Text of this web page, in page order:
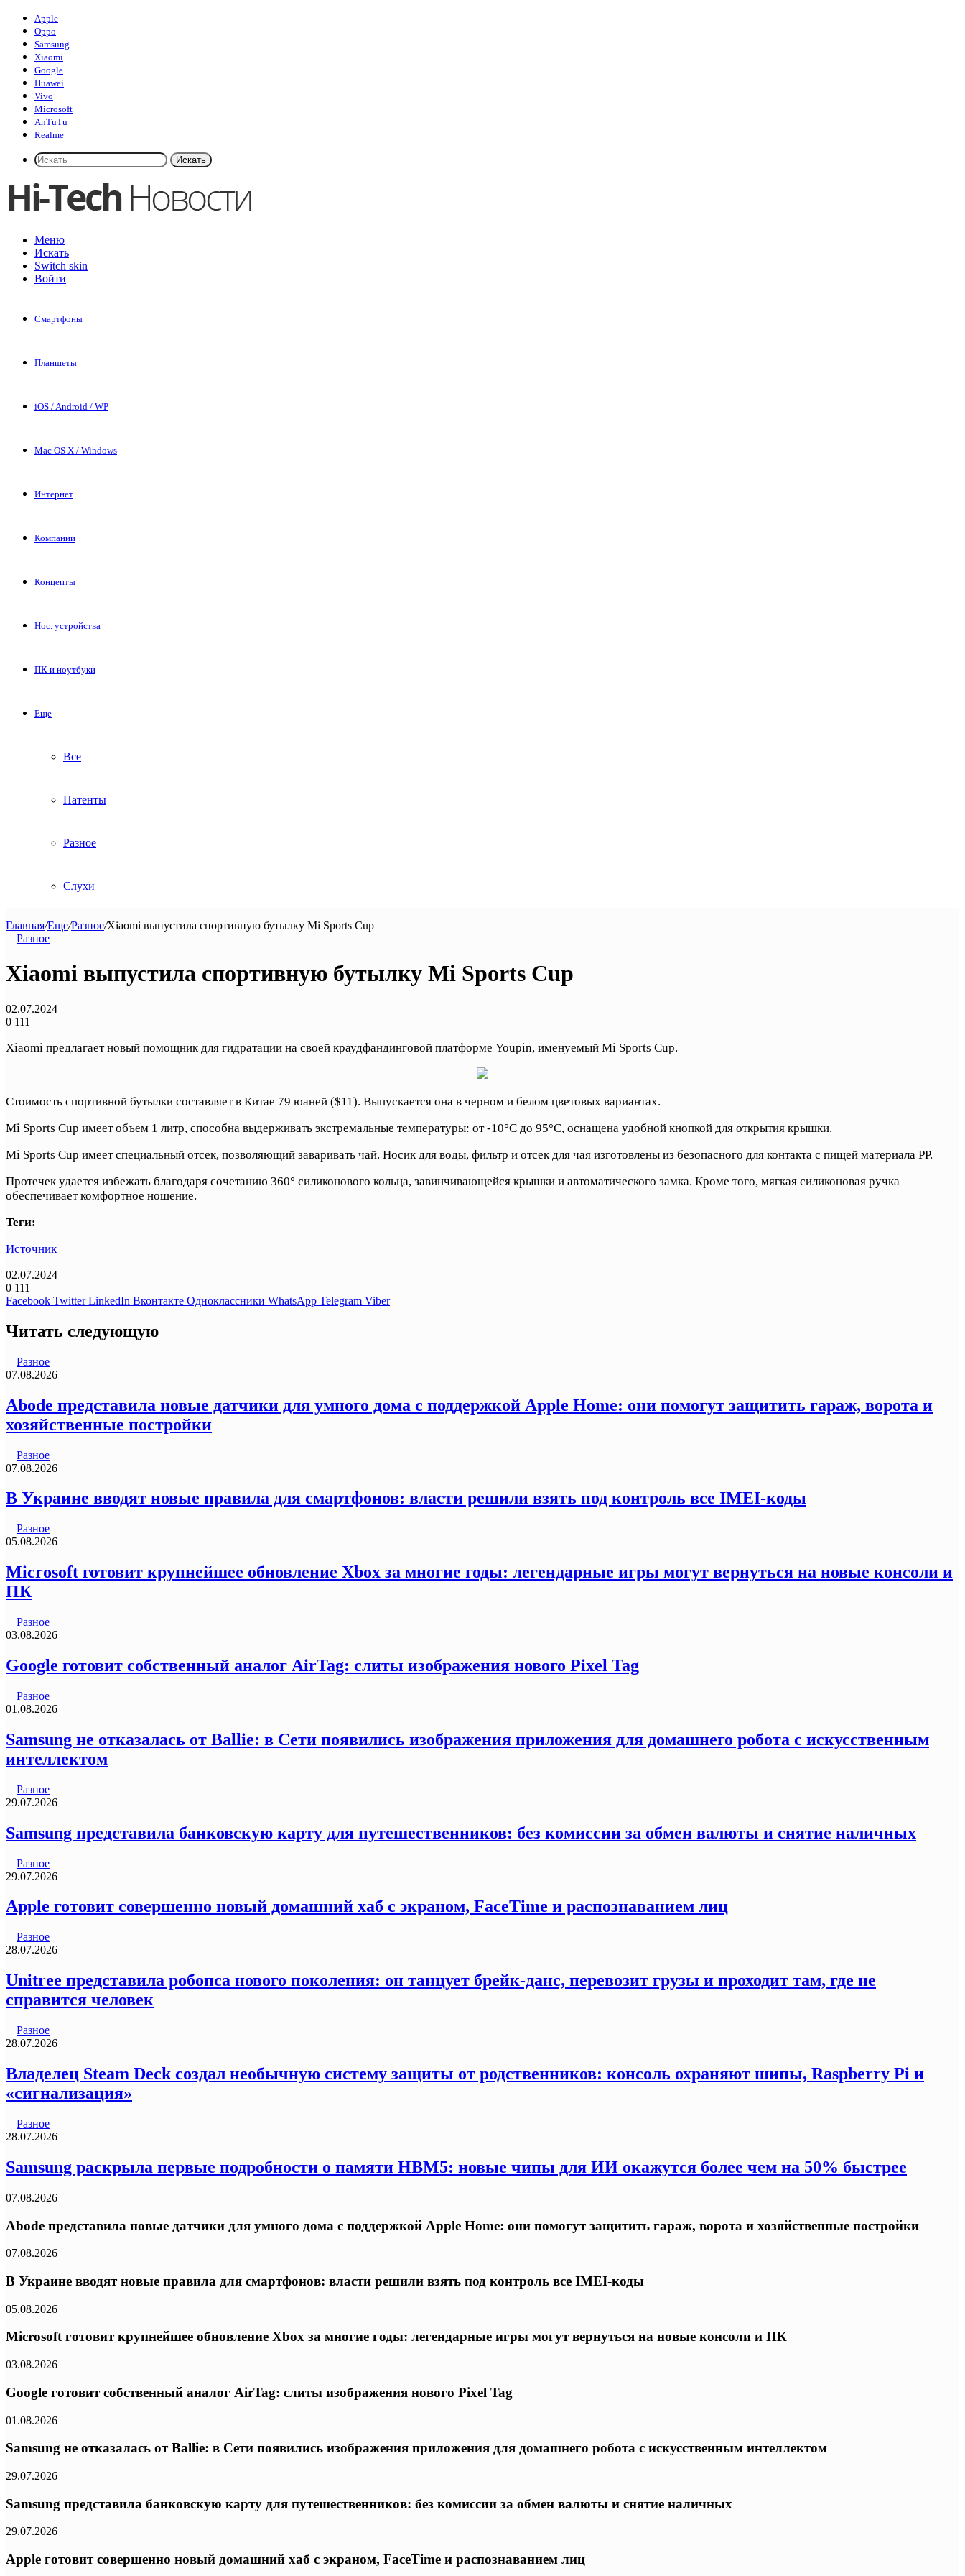
Apple
Oppo
Samsung
Xiaomi
Google
Huawei
Vivo
Microsoft
AnTuTu
Realme
Искать
Меню
Искать
Switch skin
Войти
Смартфоны
Планшеты
iOS / Android / WP
Mac OS X / Windows
Интернет
Компании
Концепты
Нос. устройства
ПК и ноутбуки
Еще
Все
Патенты
Разное
Слухи
Главная/Еще/Разное/Xiaomi выпустила спортивную бутылку Mi Sports Cup
Разное
Xiaomi выпустила спортивную бутылку Mi Sports Cup
02.07.2024
0 111
Xiaomi предлагает новый помощник для гидратации на своей краудфандинговой платформе Youpin, именуемый Mi Sports Cup.
Стоимость спортивной бутылки составляет в Китае 79 юаней ($11). Выпускается она в черном и белом цветовых вариантах.
Mi Sports Cup имеет объем 1 литр, способна выдерживать экстремальные температуры: от -10°C до 95°C, оснащена удобной кнопкой для открытия крышки.
Mi Sports Cup имеет специальный отсек, позволяющий заваривать чай. Носик для воды, фильтр и отсек для чая изготовлены из безопасного для контакта с пищей материала PP.
Протечек удается избежать благодаря сочетанию 360° силиконового кольца, завинчивающейся крышки и автоматического замка. Кроме того, мягкая силиконовая ручка
обеспечивает комфортное ношение.
Теги:
Источник
02.07.2024
0 111
Facebook Twitter LinkedIn Вконтакте Одноклассники WhatsApp Telegram Viber
Читать следующую
Разное
07.08.2026
Abode представила новые датчики для умного дома с поддержкой Apple Home: они помогут защитить гараж, ворота и
хозяйственные постройки
Разное
07.08.2026
В Украине вводят новые правила для смартфонов: власти решили взять под контроль все IMEI-коды
Разное
05.08.2026
Microsoft готовит крупнейшее обновление Xbox за многие годы: легендарные игры могут вернуться на новые консоли и
ПК
Разное
03.08.2026
Google готовит собственный аналог AirTag: слиты изображения нового Pixel Tag
Разное
01.08.2026
Samsung не отказалась от Ballie: в Сети появились изображения приложения для домашнего робота с искусственным
интеллектом
Разное
29.07.2026
Samsung представила банковскую карту для путешественников: без комиссии за обмен валюты и снятие наличных
Разное
29.07.2026
Apple готовит совершенно новый домашний хаб с экраном, FaceTime и распознаванием лиц
Разное
28.07.2026
Unitree представила робопса нового поколения: он танцует брейк-данс, перевозит грузы и проходит там, где не
справится человек
Разное
28.07.2026
Владелец Steam Deck создал необычную систему защиты от родственников: консоль охраняют шипы, Raspberry Pi и
«сигнализация»
Разное
28.07.2026
Samsung раскрыла первые подробности о памяти HBM5: новые чипы для ИИ окажутся более чем на 50% быстрее
07.08.2026
Abode представила новые датчики для умного дома с поддержкой Apple Home: они помогут защитить гараж, ворота и хозяйственные постройки
07.08.2026
В Украине вводят новые правила для смартфонов: власти решили взять под контроль все IMEI-коды
05.08.2026
Microsoft готовит крупнейшее обновление Xbox за многие годы: легендарные игры могут вернуться на новые консоли и ПК
03.08.2026
Google готовит собственный аналог AirTag: слиты изображения нового Pixel Tag
01.08.2026
Samsung не отказалась от Ballie: в Сети появились изображения приложения для домашнего робота с искусственным интеллектом
29.07.2026
Samsung представила банковскую карту для путешественников: без комиссии за обмен валюты и снятие наличных
29.07.2026
Apple готовит совершенно новый домашний хаб с экраном, FaceTime и распознаванием лиц